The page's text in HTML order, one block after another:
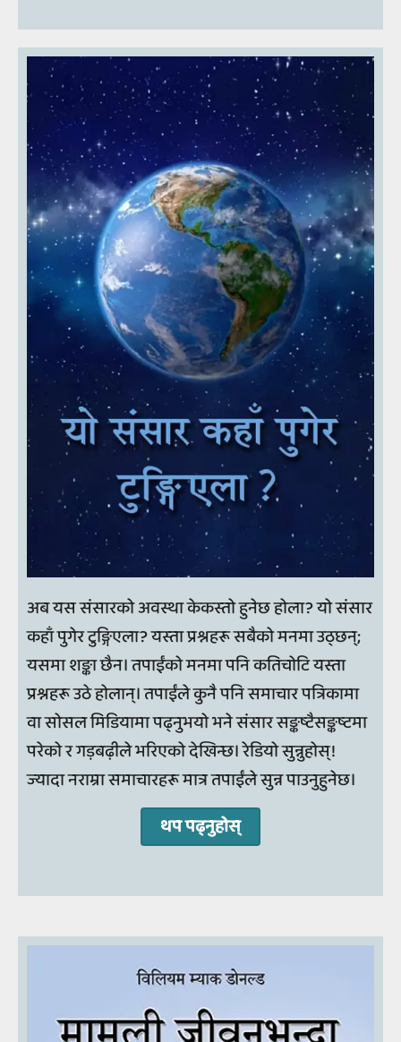
अब यस संसारको अवस्था केकस्तो हुनेछ होला? यो संसार
कहाँ पुगेर टुङ्गिएला? यस्ता प्रश्नहरू सबैको मनमा उठ्छन्;
यसमा शङ्का छैन। तपाईंको मनमा पनि कतिचोटि यस्ता
प्रश्नहरू उठे होलान्। तपाईंले कुनै पनि समाचार पत्रिकामा
वा सोसल मिडियामा पढ्नुभयो भने संसार सङ्कष्टैसङ्कष्टमा
परेको र गड़बढ़ीले भरिएको देखिन्छ। रेडियो सुन्नुहोस्!
ज्यादा नराम्रा समाचारहरू मात्र तपाईंले सुन्न पाउनुहुनेछ।
थप पढ्‍नुहोस्‌